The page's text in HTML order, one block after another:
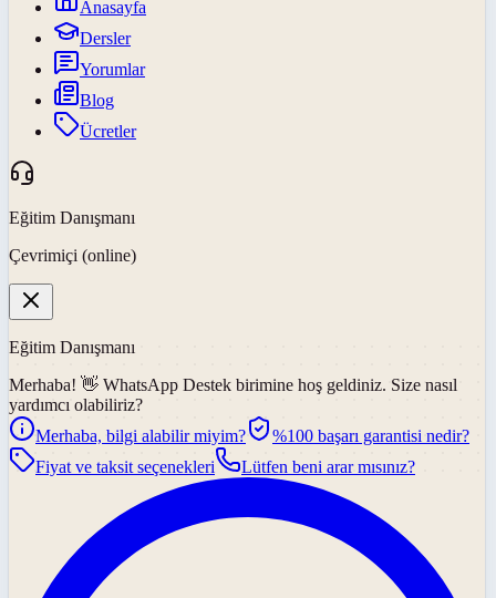
Anasayfa
Dersler
Yorumlar
Blog
Ücretler
Eğitim Danışmanı
Çevrimiçi (online)
Eğitim Danışmanı
Merhaba! 👋 WhatsApp Destek birimine hoş geldiniz. Size nasıl
yardımcı olabiliriz?
Merhaba, bilgi alabilir miyim?
%100 başarı garantisi nedir?
Fiyat ve taksit seçenekleri
Lütfen beni arar mısınız?